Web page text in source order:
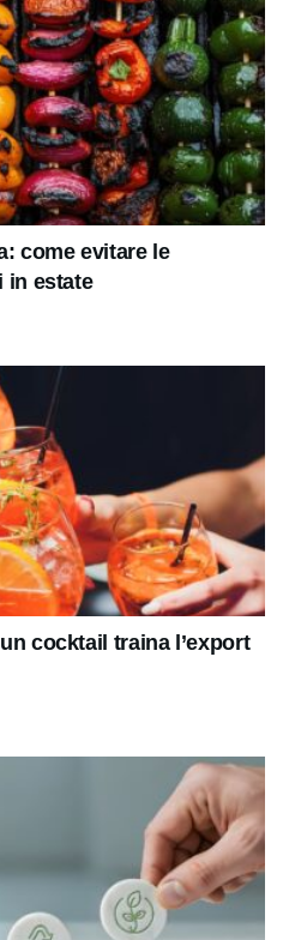
come evitare le
in estate
cocktail traina l’export